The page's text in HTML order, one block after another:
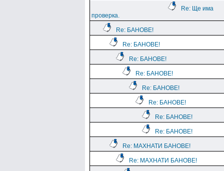
Re: Ще има
проверка.
Re: БАНОВЕ!
Re: БАНОВЕ!
Re: БАНОВЕ!
Re: БАНОВЕ!
Re: БАНОВЕ!
Re: БАНОВЕ!
Re: БАНОВЕ!
Re: БАНОВЕ!
Re: МАХНАТИ БАНОВЕ!
Re: МАХНАТИ БАНОВЕ!